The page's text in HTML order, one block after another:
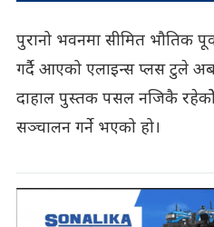
पुरानो भवनमा सीमित भौतिक
गर्दै आएको एलाइन्स प्लस टुले
दाहाल पुस्तक पसल नजिकै रहेकोे
सञ्चालन गर्ने भएको हो।